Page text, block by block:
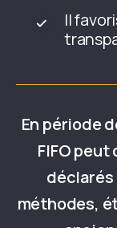
Il
En période
FIFO
déclarés
méthodes,